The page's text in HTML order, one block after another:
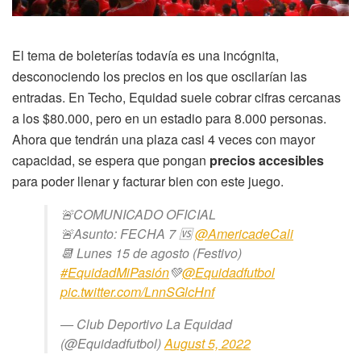
El tema de boleterías todavía es una incógnita,
desconociendo los precios en los que oscilarían las
entradas. En Techo, Equidad suele cobrar cifras cercanas
a los $80.000, pero en un estadio para 8.000 personas.
Ahora que tendrán una plaza casi 4 veces con mayor
capacidad, se espera que pongan precios accesibles
para poder llenar y facturar bien con este juego.
🚨COMUNICADO OFICIAL
🚨Asunto: FECHA 7 🆚@AmericadeCali
📆 Lunes 15 de agosto (Festivo)
#EquidadMiPasión💚@Equidadfutbol
pic.twitter.com/LnnSGlcHnf
— Club Deportivo La Equidad
(@Equidadfutbol)August 5, 2022